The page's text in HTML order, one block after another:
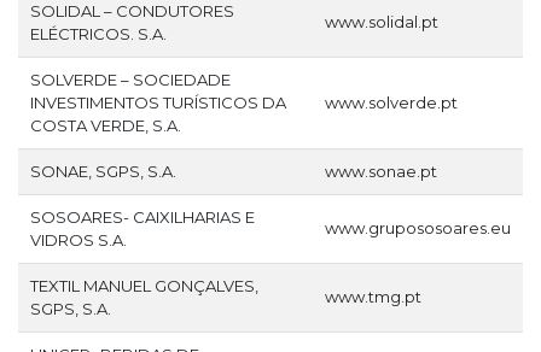
SOLIDAL – CONDUTORES
ELÉCTRICOS. S.A.
www.solidal.pt
SOLVERDE – SOCIEDADE
INVESTIMENTOS TURÍSTICOS DA
COSTA VERDE, S.A.
www.solverde.pt
SONAE, SGPS, S.A. www.sonae.pt
SOSOARES- CAIXILHARIAS E
VIDROS S.A.
www.grupososoares.eu
TEXTIL MANUEL GONÇALVES,
SGPS, S.A.
www.tmg.pt